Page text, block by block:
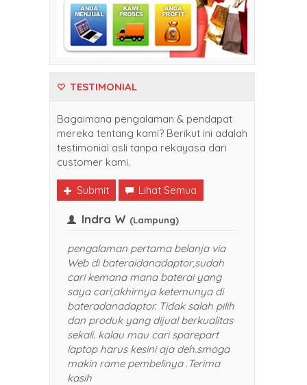
TESTIMONIAL
Bagaimana pengalaman & pendapat
mereka tentang kami? Berikut ini adalah
testimonial asli tanpa rekayasa dari
customer kami.
Submit Lihat Semua
Harganya
pelayanan yang
banget. Sukses selalu
rekomendasikan
dan kerabat saya.
Indra W
pengalaman pertama belanja via
Web di bateraidanadaptor,sudah
cari kemana mana baterai yang
saya cari,akhirnya ketemunya di
bateradanadaptor. Tidak salah pilih
dan produk yang dijual berkualitas
sekali. kalau mau cari sparepart
laptop harus kesini aja deh.smoga
makin rame pembelinya .Terima